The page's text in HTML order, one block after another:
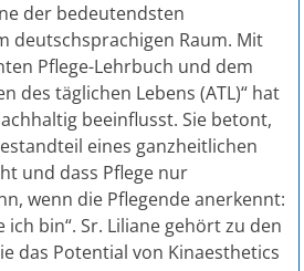
der bedeutendsten
deutschsprachigen Raum. Mit
Pflege-Lehrbuch und dem
des täglichen Lebens (ATL)“ hat
beeinflusst. Sie betont,
eines ganzheitlichen
und dass Pflege nur
wenn die Pflegende anerkennt:
ich bin“. Sr. Liliane gehört zu den
das Potential von Kinaesthetics